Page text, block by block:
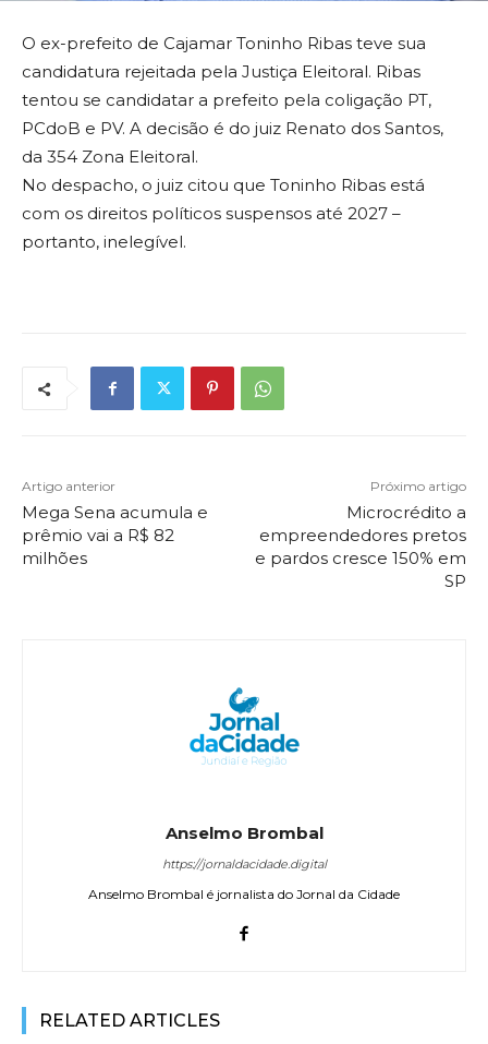
O ex-prefeito de Cajamar Toninho Ribas teve sua
candidatura rejeitada pela Justiça Eleitoral. Ribas
tentou se candidatar a prefeito pela coligação PT,
PCdoB e PV. A decisão é do juiz Renato dos Santos,
da 354 Zona Eleitoral.
No despacho, o juiz citou que Toninho Ribas está
com os direitos políticos suspensos até 2027 –
portanto, inelegível.
Artigo anterior
Mega Sena acumula e
prêmio vai a R$ 82
milhões
Próximo artigo
Microcrédito a
empreendedores pretos
e pardos cresce 150% em
SP
Anselmo Brombal
https://jornaldacidade.digital
Anselmo Brombal é jornalista do Jornal da Cidade
RELATED ARTICLES